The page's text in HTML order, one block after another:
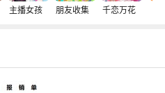
主播女孩 朋友收集 千恋万花